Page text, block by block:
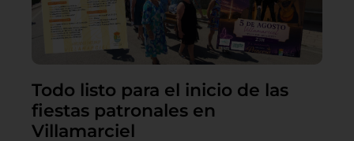
Todo listo para el inicio de las
fiestas patronales en
Villamarciel